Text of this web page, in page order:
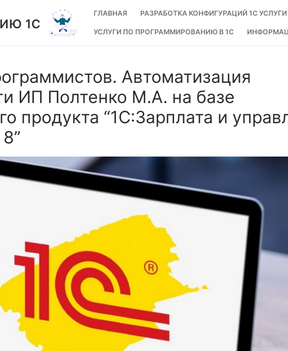
1С
ГЛАВНАЯ РАЗРАБОТКА КОНФИГУРАЦИЙ 1С УСЛУГИ
УСЛУГИ ПО ПРОГРАММИРОВАНИЮ В 1С
Автоматизация
ИП Полтенко М.А. на базе
продукта “1С:Зарплата и